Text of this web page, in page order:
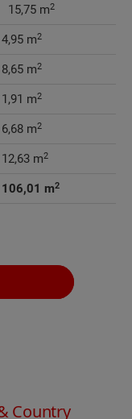
  15,75 m
2
4,95 m2
8,65 m2
1,91 m2
6,68 m2
12,63 m2
106,01 m2